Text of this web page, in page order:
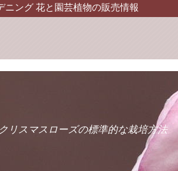
ニング 花と園芸植物の販売情報
リスマスローズの標準的な栽培方法